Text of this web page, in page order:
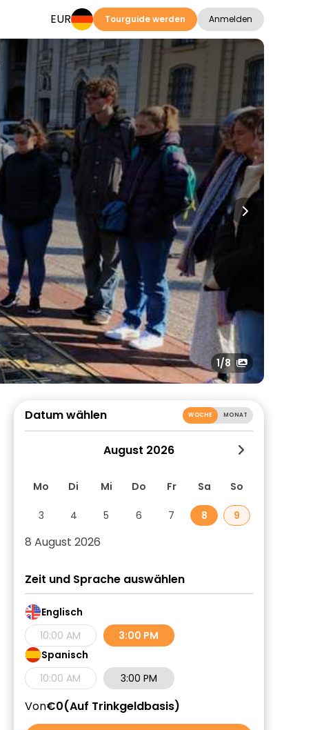
EUR Tourguide werden Anmelden
1/8
Datum wählen WOCHE MONAT
August 2026
Mo Di Mi Do Fr Sa So
3 4 5 6 7 8 9
8 August 2026
Zeit und Sprache auswählen
Englisch
10:00 AM
3:00 PM
Spanisch
10:00 AM
3:00 PM
Von€0 Auf Trinkgeldbasis